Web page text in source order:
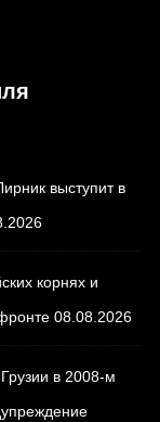
выступит в
корнях и
08.08.2026
в 2008-м